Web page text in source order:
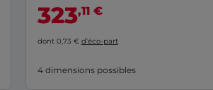
323,11 €
dont 0,73 € d’éco-part
4 dimensions possibles